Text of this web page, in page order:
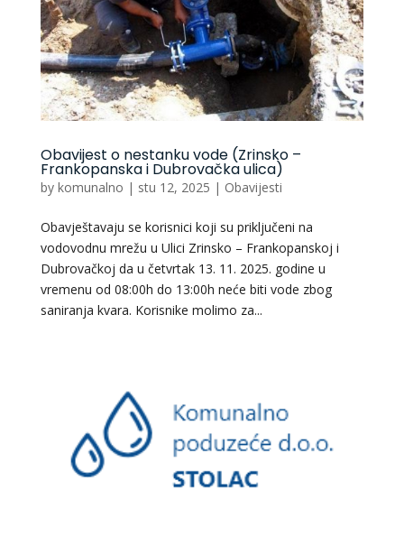
Obavijest o nestanku vode (Zrinsko –
Frankopanska i Dubrovačka ulica)
by komunalno | stu 12, 2025 | Obavijesti
Obavještavaju se korisnici koji su priključeni na
vodovodnu mrežu u Ulici Zrinsko – Frankopanskoj i
Dubrovačkoj da u četvrtak 13. 11. 2025. godine u
vremenu od 08:00h do 13:00h neće biti vode zbog
saniranja kvara. Korisnike molimo za...